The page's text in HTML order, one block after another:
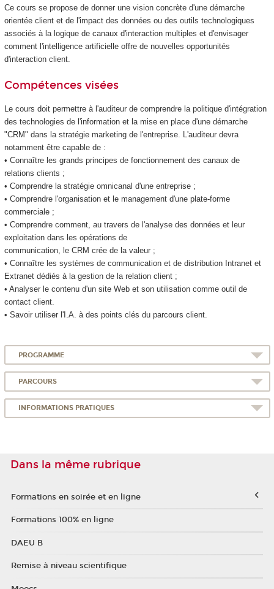
Ce cours se propose de donner une vision concrète d'une démarche
orientée client et de l'impact des données ou des outils technologiques
associés à la logique de canaux d'interaction multiples et d'envisager
comment l'intelligence artificielle offre de nouvelles opportunités
d'interaction client.
Compétences visées
Le cours doit permettre à l'auditeur de comprendre la politique d'intégration
des technologies de l'information et la mise en place d'une démarche
"CRM" dans la stratégie marketing de l'entreprise. L'auditeur devra
notamment être capable de :
• Connaître les grands principes de fonctionnement des canaux de
relations clients ;
• Comprendre la stratégie omnicanal d'une entreprise ;
• Comprendre l'organisation et le management d'une plate-forme
commerciale ;
• Comprendre comment, au travers de l'analyse des données et leur
exploitation dans les opérations de
communication, le CRM crée de la valeur ;
• Connaître les systèmes de communication et de distribution Intranet et
Extranet dédiés à la gestion de la relation client ;
• Analyser le contenu d'un site Web et son utilisation comme outil de
contact client.
• Savoir utiliser l'I.A. à des points clés du parcours client.
PROGRAMME
PARCOURS
INFORMATIONS PRATIQUES
Dans la même rubrique
Formations en soirée et en ligne
Formations 100% en ligne
DAEU B
Remise à niveau scientifique